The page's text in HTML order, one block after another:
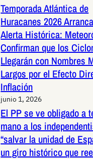
Temporada Atlántica de
Huracanes 2026
Alerta Histórica:
Confirman que los
Llegarán con Nombres
Largos por el Efecto
Inflación
junio 1, 2026
El PP se ve obligado a
mano a los
“salvar la unidad de
un giro histórico que